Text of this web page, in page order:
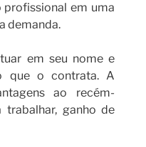
em uma
demanda.
em seu nome e
que o contrata. A
ao recém-
ganho de